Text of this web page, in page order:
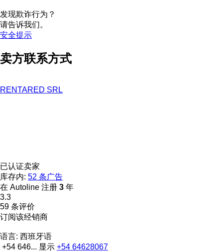
发现欺诈行为？
请告诉我们。
安全提示
卖方联系方式
RENTARED SRL
已认证卖家
库存内: 52 条广告
在 Autoline 注册 3 年
3.3
59 条评价
订阅该经销商
语言: 西班牙语
+54 646... 显示 +54 64628067